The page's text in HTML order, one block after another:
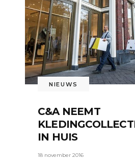
NIEUWS
C&A NEEMT
IN HUIS
18 november 2016